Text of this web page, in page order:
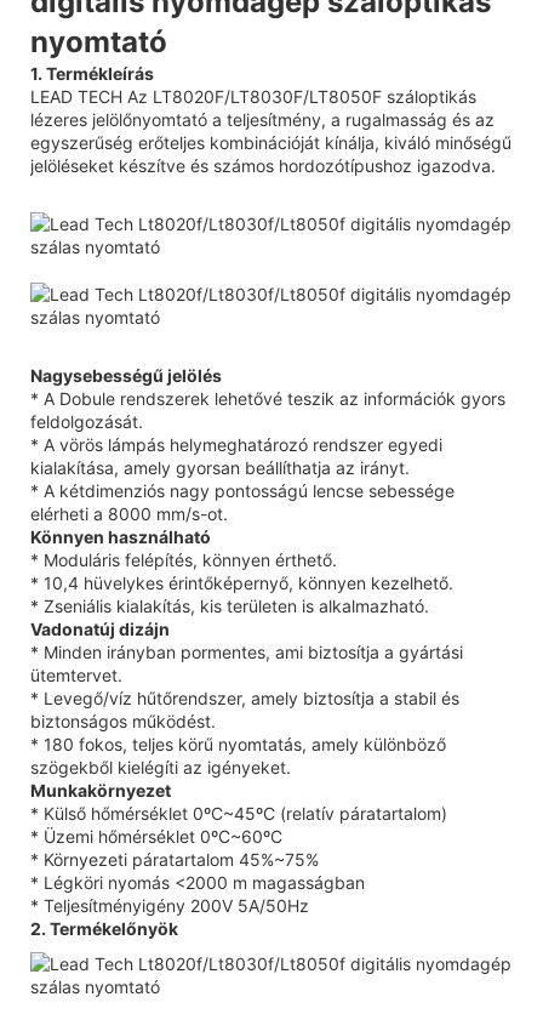
nyomtató
1. Termékleírás
LEAD TECH Az LT8020F/LT8030F/LT8050F száloptikás
lézeres jelölőnyomtató a teljesítmény, a rugalmasság és az
egyszerűség erőteljes kombinációját kínálja, kiváló minőségű
jelöléseket készítve és számos hordozótípushoz igazodva.
Nagysebességű jelölés
* A Dobule rendszerek lehetővé teszik az információk gyors
feldolgozását.
* A vörös lámpás helymeghatározó rendszer egyedi
kialakítása, amely gyorsan beállíthatja az irányt.
* A kétdimenziós nagy pontosságú lencse sebessége
elérheti a 8000 mm/s-ot.
Könnyen használható
* Moduláris felépítés, könnyen érthető.
* 10,4 hüvelykes érintőképernyő, könnyen kezelhető.
* Zseniális kialakítás, kis területen is alkalmazható.
Vadonatúj dizájn
* Minden irányban pormentes, ami biztosítja a gyártási
ütemtervet.
* Levegő/víz hűtőrendszer, amely biztosítja a stabil és
biztonságos működést.
* 180 fokos, teljes körű nyomtatás, amely különböző
szögekből kielégíti az igényeket.
Munkakörnyezet
* Külső hőmérséklet 0ºC~45ºC (relatív páratartalom)
* Üzemi hőmérséklet 0ºC~60ºC
* Környezeti páratartalom 45%~75%
* Légköri nyomás <2000 m magasságban
* Teljesítményigény 200V 5A/50Hz
2. Termékelőnyök